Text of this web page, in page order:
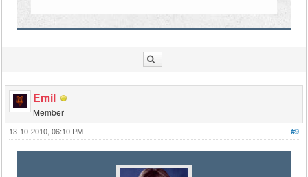
Emil
Member
#9
13-10-2010, 06:10 PM